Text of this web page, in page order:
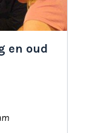
en oud